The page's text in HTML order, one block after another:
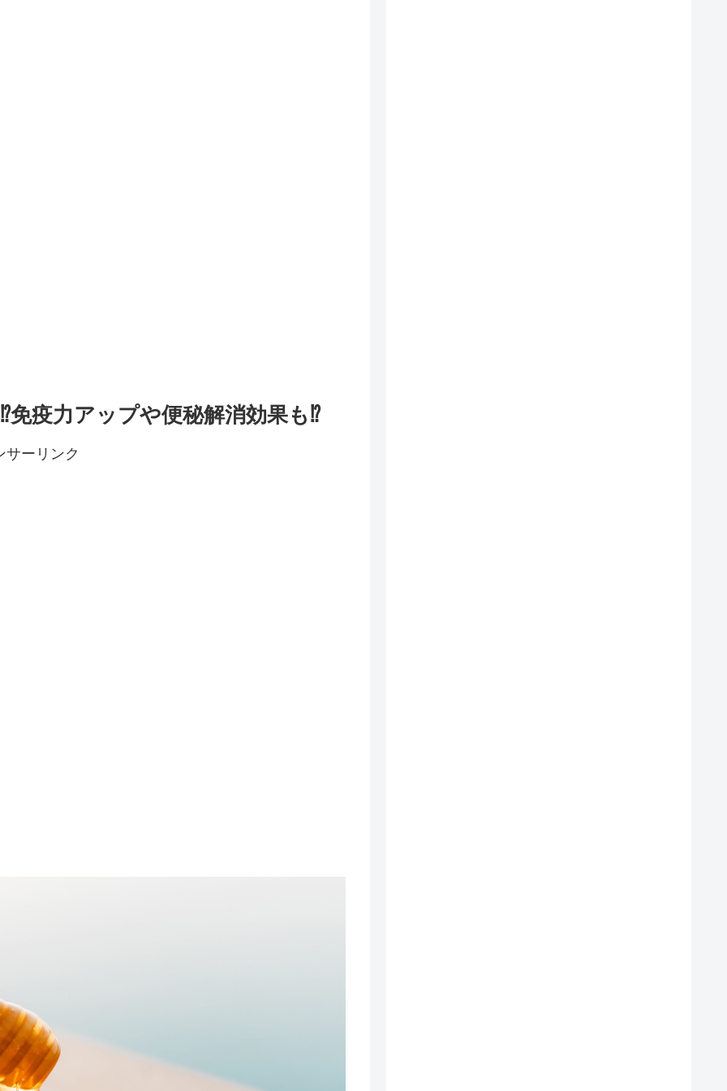
疫力アップや便秘解消効果も⁉︎
サーリンク